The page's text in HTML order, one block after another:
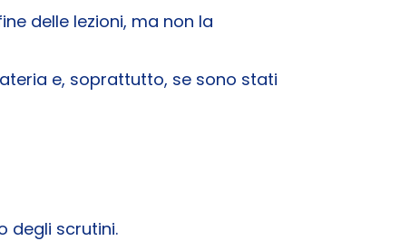
delle lezioni, ma non la
e, soprattutto, se sono stati
degli scrutini.